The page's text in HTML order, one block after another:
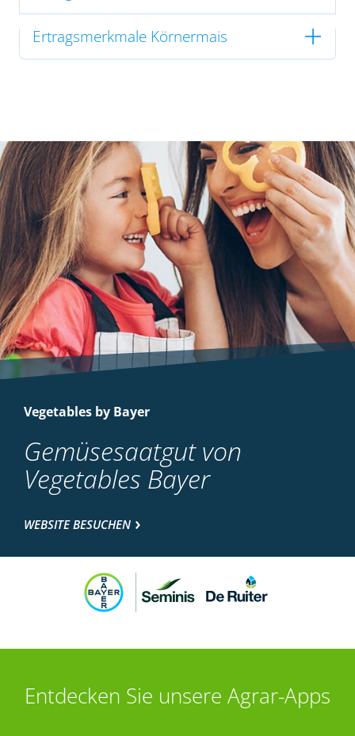
Ertragsmerkmale Körnermais
Vegetables by Bayer
Gemüsesaatgut von
Vegetables Bayer
WEBSITE BESUCHEN
Entdecken Sie unsere Agrar-Apps